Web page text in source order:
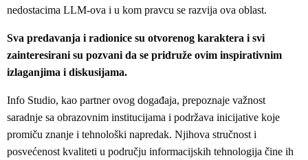
nedostacima LLM-ova i u kom pravcu se razvija ova oblast.
Sva predavanja i radionice su otvorenog karaktera i svi
zainteresirani su pozvani da se pridruže ovim inspirativnim
izlaganjima i diskusijama.
Info Studio, kao partner ovog događaja, prepoznaje važnost
saradnje sa obrazovnim institucijama i podržava inicijative koje
promiču znanje i tehnološki napredak. Njihova stručnost i
posvećenost kvaliteti u području informacijskih tehnologija čine ih